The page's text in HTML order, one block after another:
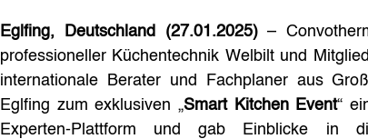
Eglfing, Deutschland (27.01.2025) –
professioneller Küchentechnik Welbilt und
internationale Berater und Fachplaner aus
Eglfing zum exklusiven „Smart Kitchen Event“
Experten-Plattform und gab Einblicke in